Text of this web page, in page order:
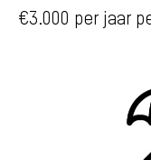
€3.000 per jaar